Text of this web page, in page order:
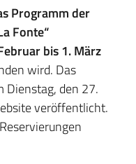
Programm der
Fonte“
bis 1. März
wird. Das
Dienstag, den 27.
veröffentlicht.